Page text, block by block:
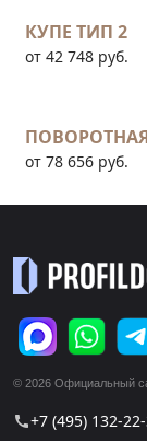
КУПЕ ТИП 2
от 42 748 руб.
от 78 656 руб.
© 2026 Официальный
call+7 (495) 132-